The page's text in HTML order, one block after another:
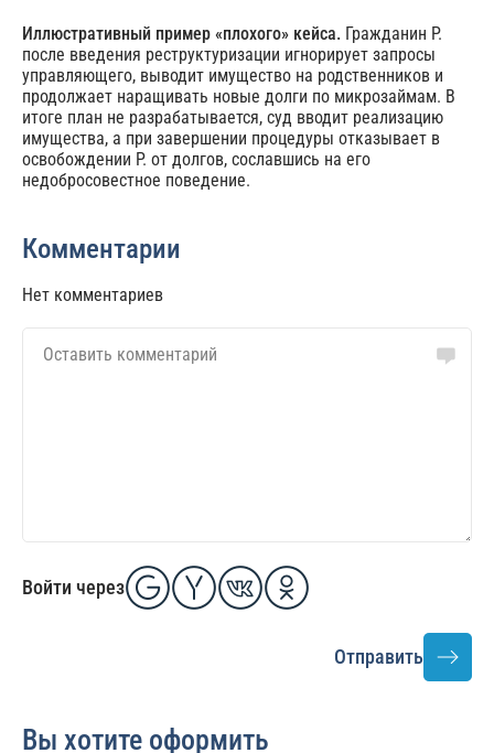
Иллюстративный пример «плохого» кейса. Гражданин Р.
после введения реструктуризации игнорирует запросы
управляющего, выводит имущество на родственников и
продолжает наращивать новые долги по микрозаймам. В
итоге план не разрабатывается, суд вводит реализацию
имущества, а при завершении процедуры отказывает в
освобождении Р. от долгов, сославшись на его
недобросовестное поведение.
Комментарии
Нет комментариев
Войти через
Отправить
Вы хотите оформить